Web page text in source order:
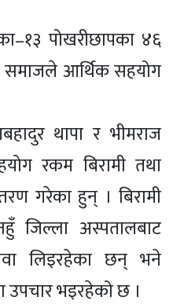
पोखरीछापका ४६
समाजले आर्थिक सहयोग
थापा र भीमराज
रकम बिरामी तथा
गरेका हुन् । बिरामी
जिल्ला अस्पतालबाट
लिइरहेका छन् भने
उपचार भइरहेको छ ।